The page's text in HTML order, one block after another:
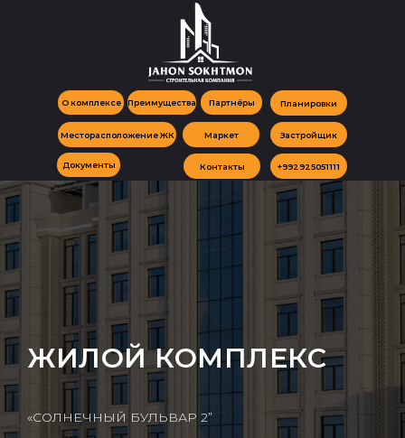
О комплексе Преимущества Планировки
Месторасположение ЖК Застройщик
Маркет
Контакты +992925051111
Партнёры
Документы
ЖИЛОЙ КОМПЛЕКС
«СОЛНЕЧНЫЙ БУЛЬВАР 2”